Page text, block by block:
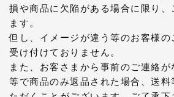
損や商品に欠陥がある場合に限り、
ます。
但し、イメージが違う等のお客様の
受け付けておりません。
また、お客さまから事前のご連絡
等で商品のみ返品された場合、送料